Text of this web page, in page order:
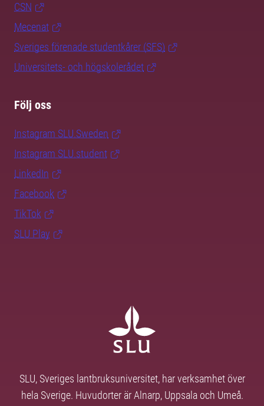
CSN
Mecenat
Sveriges förenade studentkårer (SFS)
Universitets- och högskolerådet
Följ oss
Instagram SLU.Sweden
Instagram SLU.student
LinkedIn
Facebook
TikTok
SLU Play
SLU, Sveriges lantbruksuniversitet, har verksamhet över
hela Sverige. Huvudorter är Alnarp, Uppsala och Umeå.